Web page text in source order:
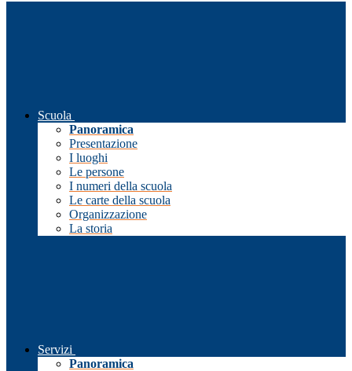
Scuola
Panoramica
Presentazione
I luoghi
Le persone
I numeri della scuola
Le carte della scuola
Organizzazione
La storia
Servizi
Panoramica